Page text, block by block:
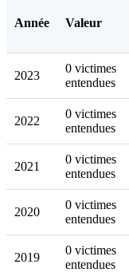
Année Valeur
2023
0 victimes
entendues
2022
0 victimes
entendues
2021
0 victimes
entendues
2020
0 victimes
entendues
2019
0 victimes
entendues